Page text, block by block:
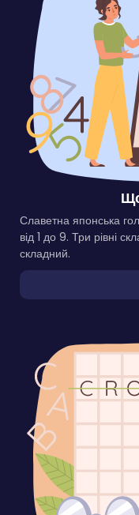
Славетна японська
від 1 до 9. Три рівні
складний.